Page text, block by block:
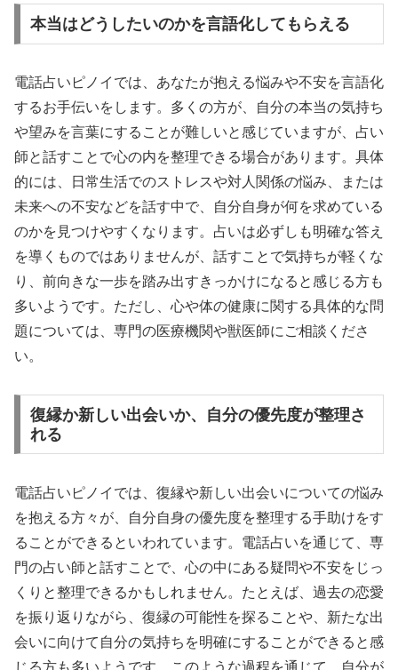
本当はどうしたいのかを言語化してもらえる
電話占いピノイでは、あなたが抱える悩みや不安を言語化
するお手伝いをします。多くの方が、自分の本当の気持ち
や望みを言葉にすることが難しいと感じていますが、占い
師と話すことで心の内を整理できる場合があります。具体
的には、日常生活でのストレスや対人関係の悩み、または
未来への不安などを話す中で、自分自身が何を求めている
のかを見つけやすくなります。占いは必ずしも明確な答え
を導くものではありませんが、話すことで気持ちが軽くな
り、前向きな一歩を踏み出すきっかけになると感じる方も
多いようです。ただし、心や体の健康に関する具体的な問
題については、専門の医療機関や獣医師にご相談くださ
い。
復縁か新しい出会いか、自分の優先度が整理さ
れる
電話占いピノイでは、復縁や新しい出会いについての悩み
を抱える方々が、自分自身の優先度を整理する手助けをす
ることができるといわれています。電話占いを通じて、専
門の占い師と話すことで、心の中にある疑問や不安をじっ
くりと整理できるかもしれません。たとえば、過去の恋愛
を振り返りながら、復縁の可能性を探ることや、新たな出
会いに向けて自分の気持ちを明確にすることができると感
じる方も多いようです。このような過程を通じて、自分が